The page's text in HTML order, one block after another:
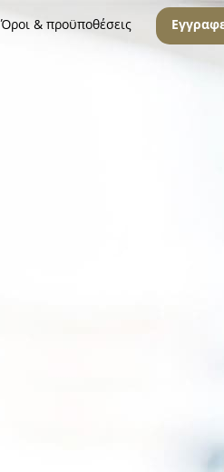
Όροι & προϋποθέσεις